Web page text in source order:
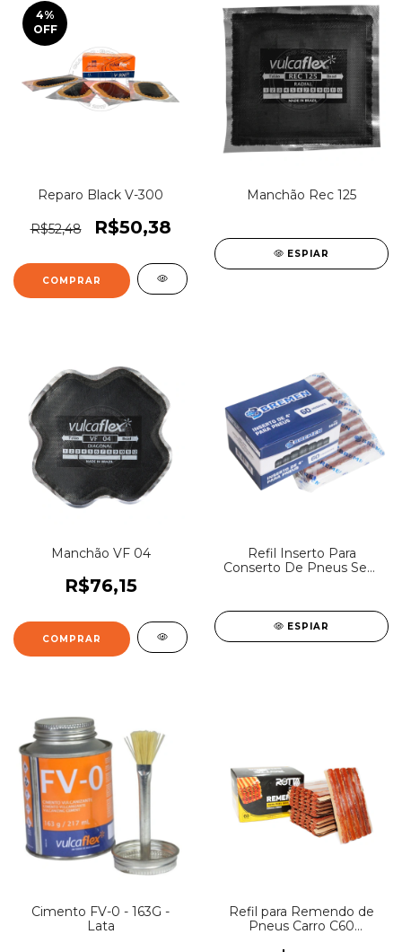
4%
OFF
Reparo Black V-300
R$52,48 R$50,38
Manchão Rec 125
ESPIAR
Manchão VF 04
R$76,15
Refil Inserto Para
Conserto De Pneus Sem
ESPIAR
Cimento FV-0 - 163G -
Lata
Refil para Remendo de
Pneus Carro C60